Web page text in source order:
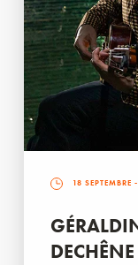
18 SEPTEMBRE
DECHÊNE